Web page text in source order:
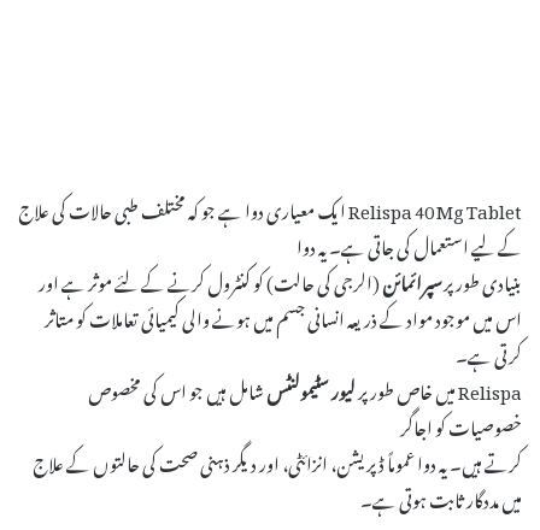
Relispa 40 Mg Tablet ایک معیاری دوا ہے جو کہ مختلف طبی حالات کی علاج
کے لیے استعمال کی جاتی ہے۔ یہ دوا
بنیادی طور پرسپرائمائن(الرجی کی حالت) کو کنٹرول کرنے کے لئے موثر ہے اور
اس میں موجود مواد کے ذریعہ انسانی جسم میں ہونے والی کیمیائی تعاملات کو متاثر
کرتی ہے۔
Relispa میں خاص طور پر لیور سٹیمولنٹسشامل ہیں جو اس کی مخصوص
خصوصیات کو اجاگر
کرتے ہیں۔ یہ دوا عموماً ڈپریشن، انزائٹی، اور دیگر ذہنی صحت کی حالتوں کے علاج
میں مددگار ثابت ہوتی ہے۔